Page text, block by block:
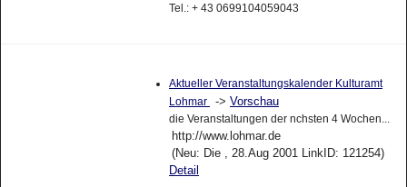
Tel.: + 43 0699104059043
Aktueller Veranstaltungskalender Kulturamt
Lohmar
-> Vorschau
die Veranstaltungen der nchsten 4 Wochen...
http://www.lohmar.de
(Neu: Die , 28.Aug 2001 LinkID: 121254)
Detail